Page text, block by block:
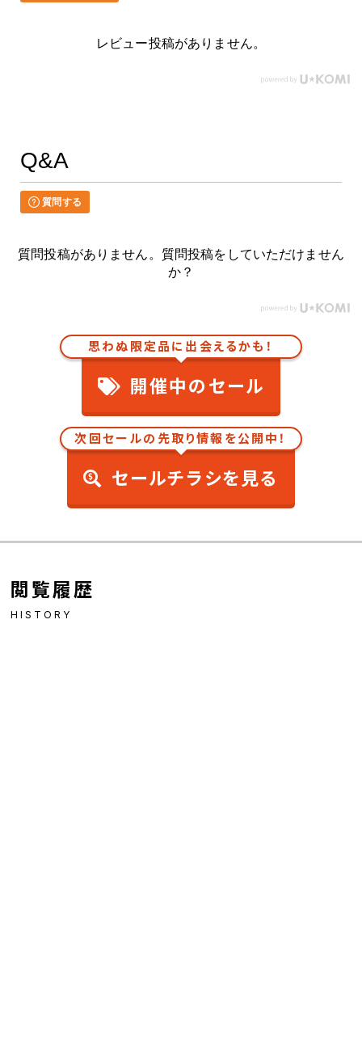
レビュー投稿がありません。
Q&A
質問する
質問投稿がありません。質問投稿をしていただけません
か？
思わぬ限定品に出会えるかも！
開催中のセール
次回セールの先取り情報を公開中！
セールチラシを見る
閲覧履歴
HISTORY